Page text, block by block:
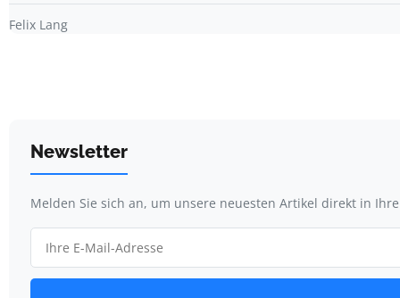
Felix Lang
Newsletter
Melden Sie sich an, um unsere neuesten Artikel direkt in